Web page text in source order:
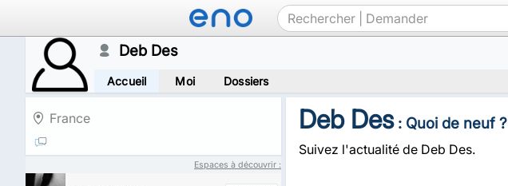
Deb Des
Accueil Moi Dossiers
France
Espaces à découvrir :
Deb Des: Quoi de neuf ?
Suivez l'actualité de Deb Des.